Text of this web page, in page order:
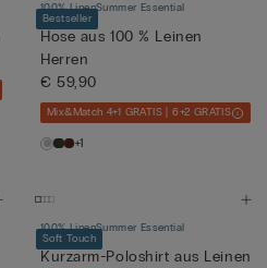
Bestseller
100% LinenSummer Essential
Hose aus 100 % Leinen
Herren
€ 59,90
Mix&Match 4+1 GRATIS | 6+2 GRATIS
+1
Soft Touch
100% LinenSummer Essential
Kurzarm-Poloshirt aus Leinen